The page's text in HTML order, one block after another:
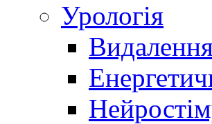
Урологія